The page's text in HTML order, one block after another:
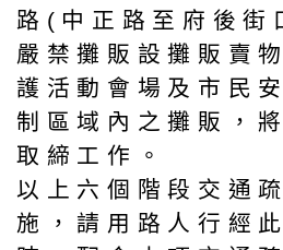
路(中正路至府後街
嚴禁攤販設攤販賣
護活動會場及市民
制區域內之攤販，
取締工作。
以上六個階段交通
施，請用路人行經